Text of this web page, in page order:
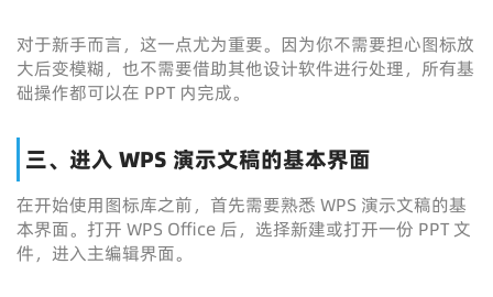
对于新手而言，这一点尤为重要。因为你不需要担心图标放
大后变模糊，也不需要借助其他设计软件进行处理，所有基
础操作都可以在 PPT 内完成。
三、进入 WPS 演示文稿的基本界面
在开始使用图标库之前，首先需要熟悉 WPS 演示文稿的基
本界面。打开 WPS Office 后，选择新建或打开一份 PPT 文
件，进入主编辑界面。